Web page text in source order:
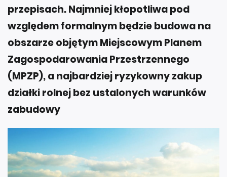
przepisach. Najmniej kłopotliwa pod
względem formalnym będzie budowa na
obszarze objętym Miejscowym Planem
Zagospodarowania Przestrzennego
(MPZP), a najbardziej ryzykowny zakup
działki rolnej bez ustalonych warunków
zabudowy